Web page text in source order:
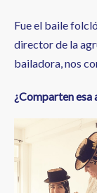
Fue el baile
director de la
bailadora, nos
¿Comparten esa